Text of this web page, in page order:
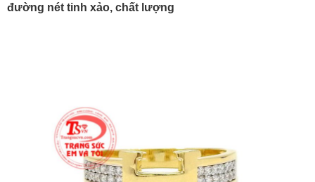
đường nét tinh xảo, chất lượng